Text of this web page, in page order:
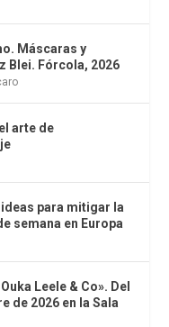
Máscaras y
Blei. Fórcola, 2026
arte de
para mitigar la
semana en Europa
Leele & Co». Del
de 2026 en la Sala